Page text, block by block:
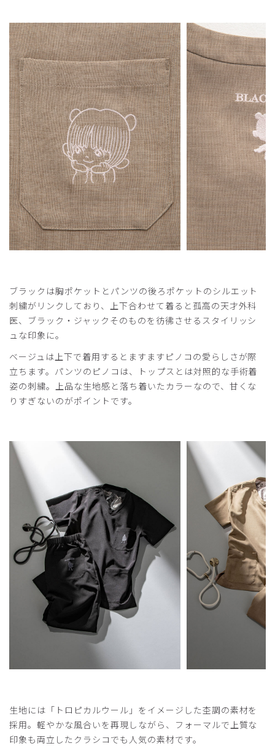
ブラックは胸ポケットとパンツの後ろポケットのシルエット
刺繍がリンクしており、上下合わせて着ると孤高の天才外科
医、ブラック・ジャックそのものを彷彿させるスタイリッシ
ュな印象に。
ベージュは上下で着用するとますますピノコの愛らしさが際
立ちます。パンツのピノコは、トップスとは対照的な手術着
姿の刺繍。上品な生地感と落ち着いたカラーなので、甘くな
りすぎないのがポイントです。
生地には「トロピカルウール」をイメージした杢調の素材を
採用。軽やかな風合いを再現しながら、フォーマルで上質な
印象も両立したクラシコでも人気の素材です。